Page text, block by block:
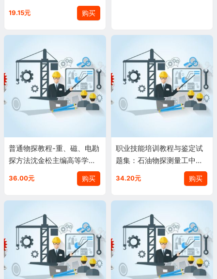
19.15元 购买
普通物探教程-重、磁、电勘
探方法沈金松主编高等学校
教材重力勘探磁法勘探和电
法勘探石油工业出版社正版9
36.00元 购买
职业技能培训教程与鉴定试
题集：石油物探测量工中国
石油天然气集团公司人事服
务中心石油工业出版社9787
34.20元 购买